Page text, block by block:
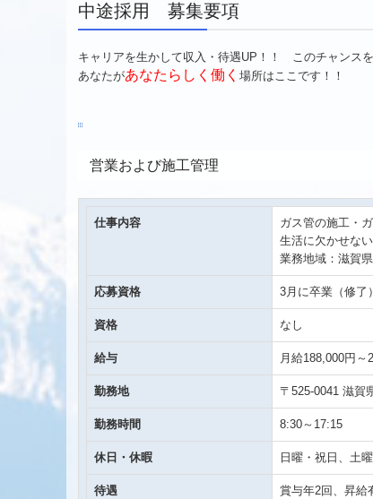
中途採用 募集要項
キャリアを生かして収入・待遇UP！！ このチャンス
あなたがあなた らしく働く 場所はここです！！
営業および施工管理
仕事内容
ガス管の施工・
生活に欠かせな
業務地域：滋賀県
応募資格 3月に卒業（修了
資格 なし
給与 月給188,000円～
勤務地 〒525-0041 滋賀
勤務時間 8:30～17:15
休日・休暇 日曜・祝日、土
待遇
賞与年2回、昇給